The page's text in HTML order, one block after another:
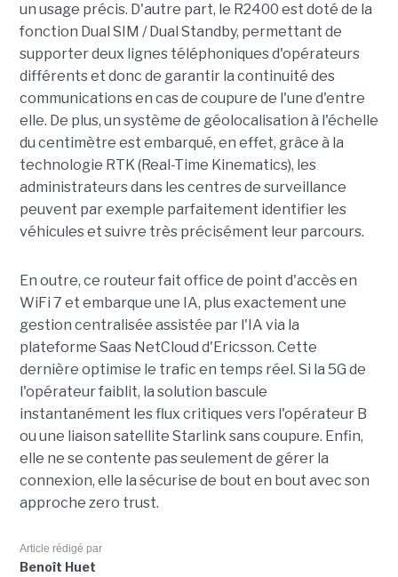
un usage précis. D'autre part, le R2400 est doté de la
fonction Dual SIM / Dual Standby, permettant de
supporter deux lignes téléphoniques d'opérateurs
différents et donc de garantir la continuité des
communications en cas de coupure de l'une d'entre
elle. De plus, un système de géolocalisation à l'échelle
du centimètre est embarqué, en effet, grâce à la
technologie RTK (Real-Time Kinematics), les
administrateurs dans les centres de surveillance
peuvent par exemple parfaitement identifier les
véhicules et suivre très précisément leur parcours.
En outre, ce routeur fait office de point d'accès en
WiFi 7 et embarque une IA, plus exactement une
gestion centralisée assistée par l'IA via la
plateforme Saas NetCloud d'Ericsson. Cette
dernière optimise le trafic en temps réel. Si la 5G de
l'opérateur faiblit, la solution bascule
instantanément les flux critiques vers l'opérateur B
ou une liaison satellite Starlink sans coupure. Enfin,
elle ne se contente pas seulement de gérer la
connexion, elle la sécurise de bout en bout avec son
approche zero trust.
Article rédigé par
Benoît Huet